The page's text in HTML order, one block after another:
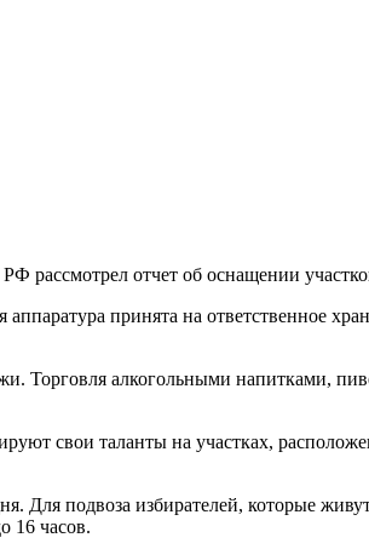
рассмотрел отчет об оснащении
принята на ответственное
Торговля алкогольными напитками,
свои таланты на участках,
Для подвоза избирателей, которые
16 часов.